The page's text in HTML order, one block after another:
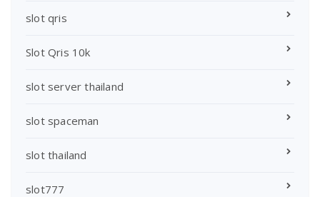
slot qris
Slot Qris 10k
slot server thailand
slot spaceman
slot thailand
slot777